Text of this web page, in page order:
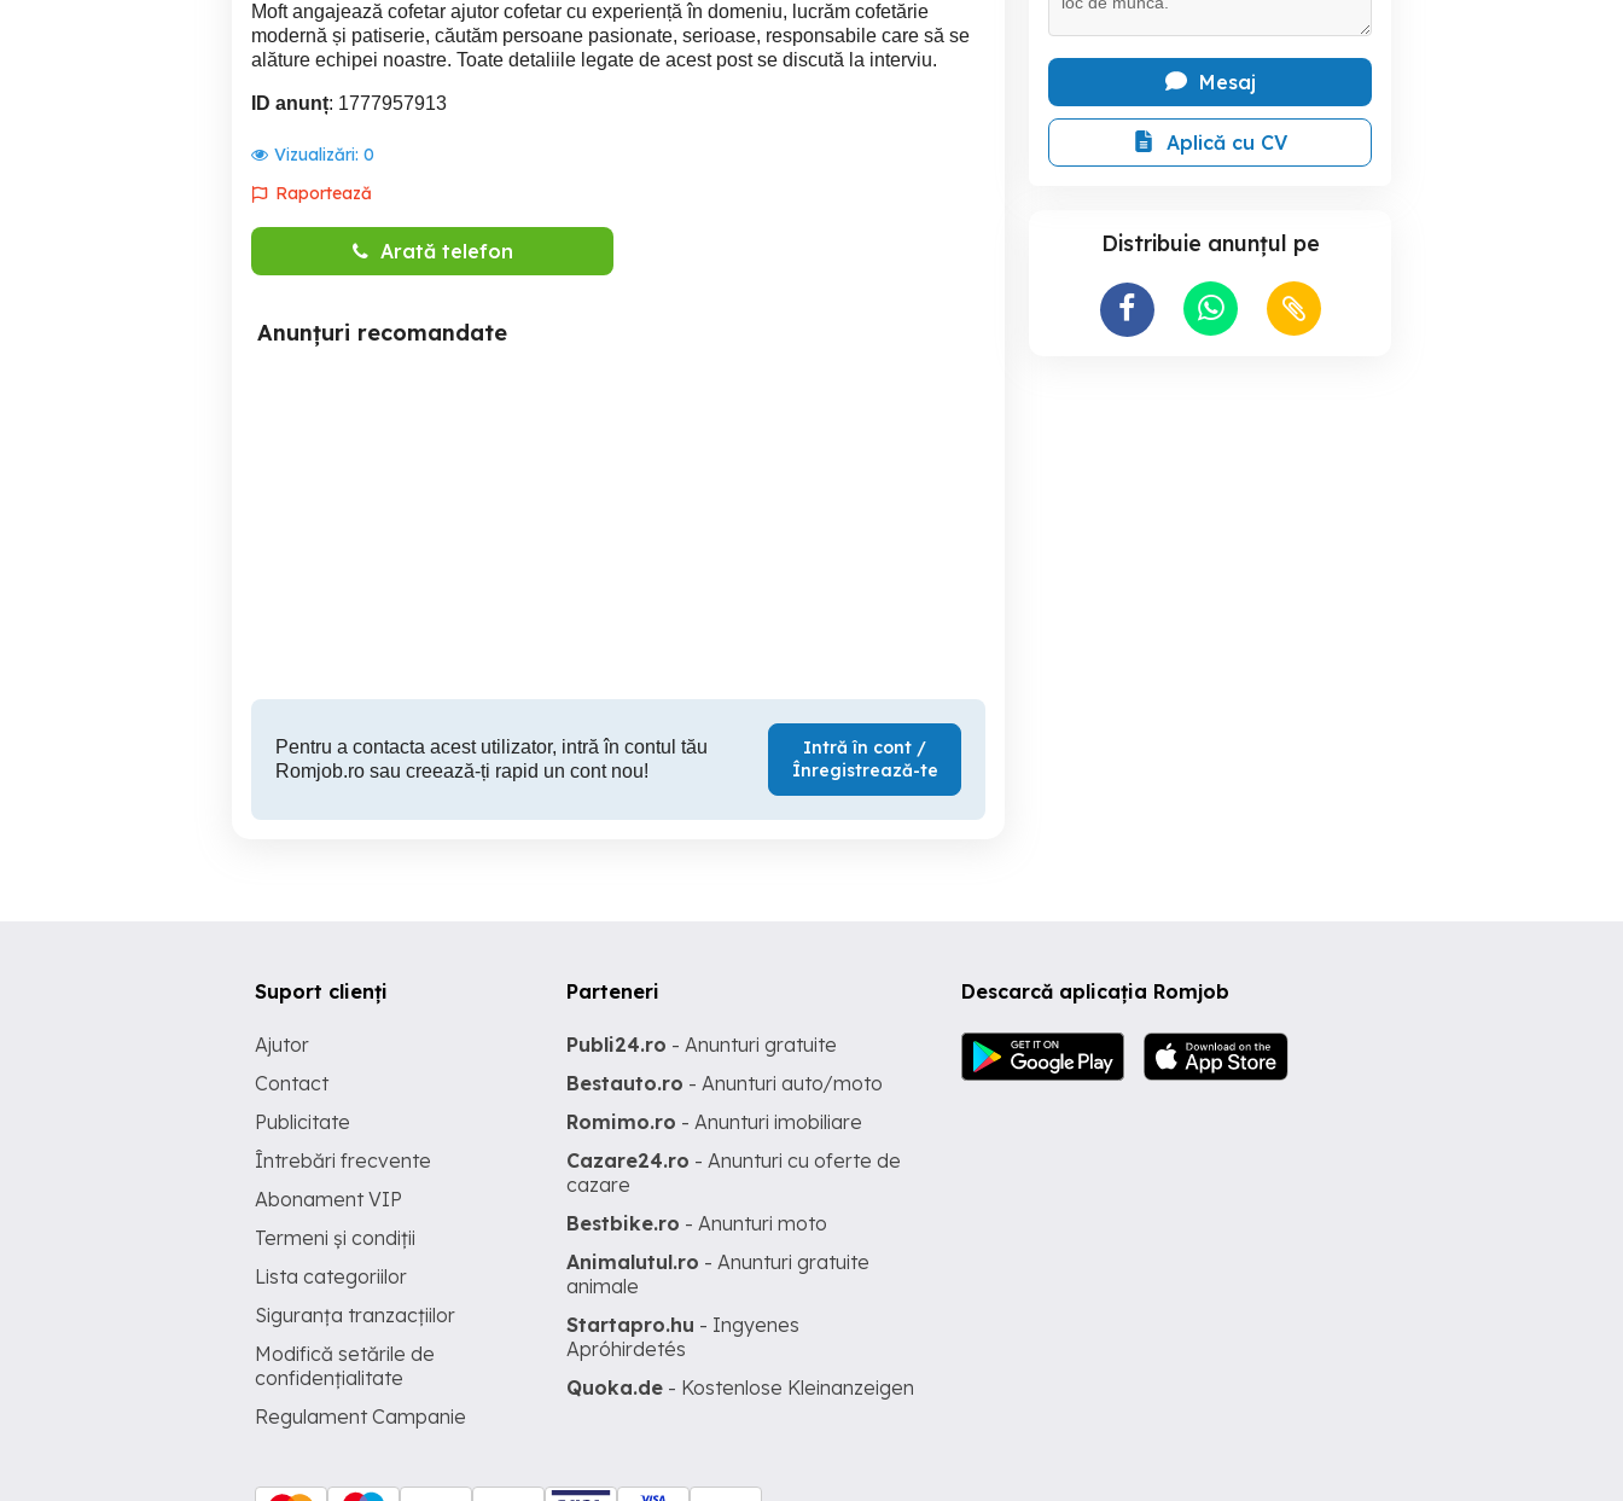
Moft angajează cofetar ajutor cofetar cu experiență în domeniu, lucrăm cofetărie
modernă și patiserie, căutăm persoane pasionate, serioase, responsabile care să se
alăture echipei noastre. Toate detaliile legate de acest post se discută la interviu.
ID anunț: 1777957913
Vizualizări: 0
Raportează
Arată telefon
Anunțuri recomandate
Pentru a contacta acest utilizator, intră în contul tău
Romjob.ro sau creează-ți rapid un cont nou!
Intră în cont /
Înregistrează-te
Mesaj
Aplică cu CV
Distribuie anunțul pe
Descarcă aplicația Romjob
Suport clienți
Ajutor
Contact
Publicitate
Întrebări frecvente
Abonament VIP
Termeni și condiții
Lista categoriilor
Siguranța tranzacțiilor
Modifică setările de
confidențialitate
Regulament Campanie
Parteneri
Publi24.ro - Anunturi gratuite
Bestauto.ro - Anunturi auto/moto
Romimo.ro - Anunturi imobiliare
Cazare24.ro - Anunturi cu oferte de
cazare
Bestbike.ro - Anunturi moto
Animalutul.ro - Anunturi gratuite
animale
Startapro.hu - Ingyenes
Apróhirdetés
Quoka.de - Kostenlose Kleinanzeigen